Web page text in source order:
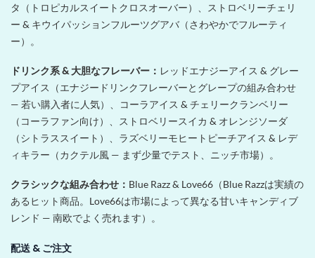
タ（トロピカルスイートクロスオーバー）、ストロベリーチェリ
ー & キウイパッションフルーツグアバ（さわやかでフルーティ
ー）。
ドリンク系 & 大胆なフレーバー： レッドエナジーアイス & グレー
プアイス（エナジードリンクフレーバーとグレープの組み合わせ
— 若い購入者に人気）、コーラアイス & チェリークランベリー
（コーラファン向け）、ストロベリースイカ & オレンジソーダ
（シトラススイート）、ラズベリーモヒートピーチアイス & レデ
ィキラー（カクテル風 — まず少量でテスト、ニッチ市場）。
クラシックな組み合わせ： Blue Razz & Love66（Blue Razzは実績の
あるヒット商品。Love66は市場によって異なる甘いキャンディブ
レンド — 南欧でよく売れます）。
配送 & ご注文